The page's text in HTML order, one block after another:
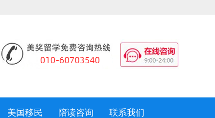
美国移民 陪读咨询 联系我们